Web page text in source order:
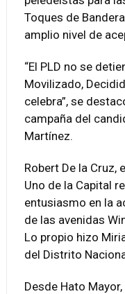
Toques de
amplio nivel de
“El PLD no se
Movilizado,
celebra”, se
campaña del
Martínez.
Robert De la Cruz,
Uno de la Capital
entusiasmo en la
de las avenidas
Lo propio hizo
del Distrito
Desde Hato